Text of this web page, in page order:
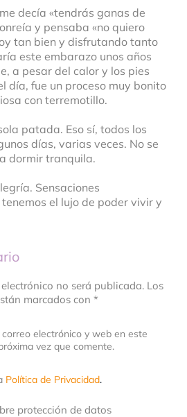
decía «tendrás ganas de
y pensaba «no quiero
tan bien y disfrutando tanto
este embarazo unos años
a pesar del calor y los pies
día, fue un proceso muy bonito
con terremotillo.
patada. Eso sí, todos los
días, varias veces. No se
dormir tranquila.
Sensaciones
el lujo de poder vivir y
no será publicada. Los
marcados con *
electrónico y web en este
vez que comente.
Política de Privacidad.
protección de datos